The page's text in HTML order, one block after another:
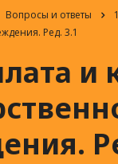
Вопросы и ответы
Ред. 3.1
и